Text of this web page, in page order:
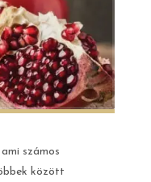
számos
között